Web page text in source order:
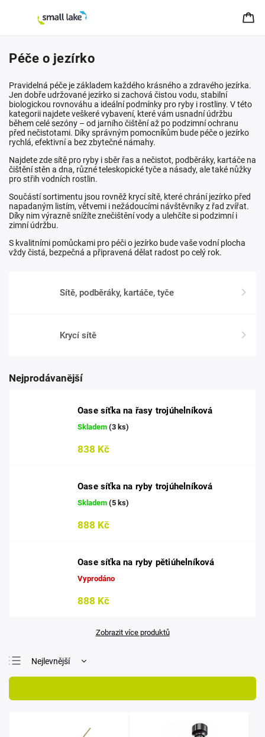
Péče o jezírko
Pravidelná péče je základem každého krásného a zdravého jezírka.
Jen dobře udržované jezírko si zachová čistou vodu, stabilní
biologickou rovnováhu a ideální podmínky pro ryby i rostliny. V této
kategorii najdete veškeré vybavení, které vám usnadní údržbu
během celé sezóny – od jarního čištění až po podzimní ochranu
před nečistotami. Díky správným pomocníkům bude péče o jezírko
rychlá, efektivní a bez zbytečné námahy.
Najdete zde sítě pro ryby i sběr řas a nečistot, podběráky, kartáče na
čištění stěn a dna, různé teleskopické tyče a násady, ale také nůžky
pro střih vodních rostlin.
Součástí sortimentu jsou rovněž krycí sítě, které chrání jezírko před
napadaným listím, větvemi i nežádoucími návštěvníky z řad zvířat.
Díky nim výrazně snížíte znečištění vody a ulehčíte si podzimní i
zimní údržbu.
S kvalitními pomůckami pro péči o jezírko bude vaše vodní plocha
vždy čistá, bezpečná a připravená dělat radost po celý rok.
Sítě, podběráky, kartáče, tyče
Krycí sítě
Nejprodávanější
Oase síťka na řasy trojúhelníková
Skladem (3 ks)
838 Kč
Oase síťka na ryby trojúhelníková
Skladem (5 ks)
888 Kč
Oase síťka na ryby pětiúhelníková
Vyprodáno
888 Kč
Zobrazit více produktů
Nejlevnější
Nejprodávanější